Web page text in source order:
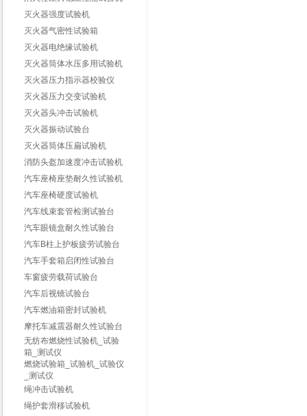
灭火器强度试验机
灭火器气密性试验箱
灭火器电绝缘试验机
灭火器筒体水压多用试验机
灭火器压力指示器校验仪
灭火器压力交变试验机
灭火器头冲击试验机
灭火器振动试验台
灭火器筒体压扁试验机
消防头盔加速度冲击试验机
汽车座椅座垫耐久性试验机
汽车座椅硬度试验机
汽车线束套管检测试验台
汽车眼镜盒耐久性试验台
汽车B柱上护板疲劳试验台
汽车手套箱启闭性试验台
车窗疲劳载荷试验台
汽车后视镜试验台
汽车燃油箱密封试验机
摩托车减震器耐久性试验台
无纺布燃烧性试验机_试验
箱_测试仪
燃烧试验箱_试验机_试验仪
_测试仪
绳冲击试验机
绳护套滑移试验机